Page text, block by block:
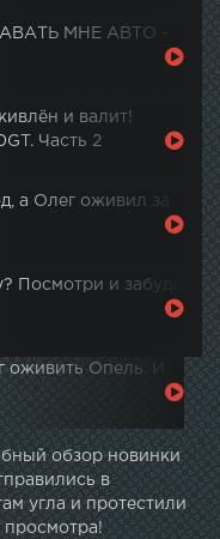
МНЕ АВТО -
и валит!
Часть 2
а Олег оживил за
Посмотри и забудь
оживить Опель. И
обзор новинки
в
угла и протестили
просмотра!